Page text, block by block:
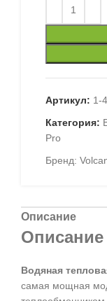
Артикул: 1-
Категория:
Pro
Бренд:
Описание
Описание
Водяная
самая мощная